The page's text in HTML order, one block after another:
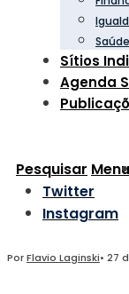
Sítios
Agenda
Pesquisar Menu
Twitter
Instagram
PorFlavio Laginski• 27